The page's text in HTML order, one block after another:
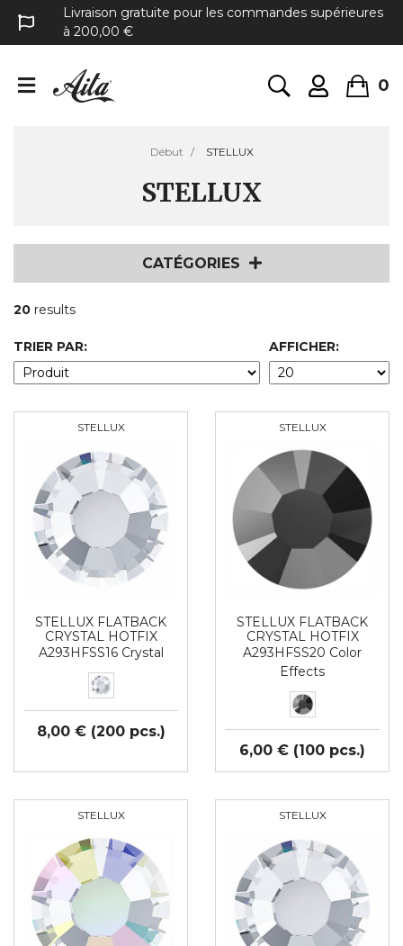
Livraison gratuite pour les commandes supérieures
à 200,00 €
0
Début STELLUX
STELLUX
CATÉGORIES
20 results
TRIER PAR: AFFICHER:
STELLUX
STELLUX FLATBACK
CRYSTAL HOTFIX
A293HFSS16 Crystal
8,00 € (200 pcs.)
STELLUX
STELLUX FLATBACK
CRYSTAL HOTFIX
A293HFSS20 Color
Effects
6,00 € (100 pcs.)
STELLUX STELLUX